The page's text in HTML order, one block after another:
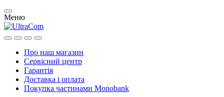
Меню
Про наш магазин
Сервісний центр
Гарантія
Доставка і оплата
Покупка частинами Monobank